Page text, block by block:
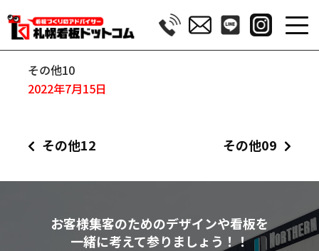
その他10
2022年7月15日
その他12 その他09
お客様集客のためのデザインや看板を
一緒に考えて参りましょう！！